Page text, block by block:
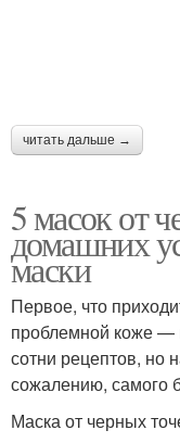
читать дальше →
5 масок от
домашних
маски
Первое, что
проблемной коже —
сотни рецептов, но
сожалению, самого
Маска от черных